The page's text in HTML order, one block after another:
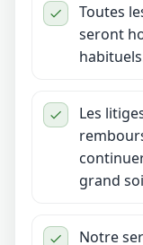
Toutes
seront
Les
grand
Notre